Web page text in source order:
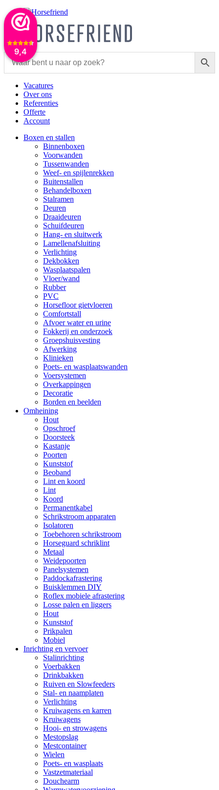
9,4
Vacatures
Over ons
Referenties
Offerte
Account
Boxen en stallen
Binnenboxen
Voorwanden
Tussenwanden
Weef- en spijlenrekken
Buitenstallen
Behandelboxen
Stalramen
Deuren
Draaideuren
Schuifdeuren
Hang- en sluitwerk
Lamellenafsluiting
Verlichting
Dekbokken
Wasplaatspalen
Vloer/wand
Rubber
PVC
Horsefloor gietvloeren
Comfortstall
Afvoer water en urine
Fokkerij en onderzoek
Groepshuisvesting
Afwerking
Klinieken
Poets- en wasplaatswanden
Voersystemen
Overkappingen
Decoratie
Borden en beelden
Omheining
Hout
Opschroef
Doorsteek
Kastanje
Poorten
Kunststof
Beoband
Lint en koord
Lint
Koord
Permanentkabel
Schrikstroom apparaten
Isolatoren
Toebehoren schrikstroom
Horseguard schriklint
Metaal
Weidepoorten
Panelsystemen
Paddockafrastering
Buisklemmen DIY
Roflex mobiele afrastering
Losse palen en liggers
Hout
Kunststof
Prikpalen
Mobiel
Inrichting en vervoer
Stalinrichting
Voerbakken
Drinkbakken
Ruiven en Slowfeeders
Stal- en naamplaten
Verlichting
Kruiwagens en karren
Kruiwagens
Hooi- en strowagens
Mestopslag
Mestcontainer
Wielen
Poets- en wasplaats
Vastzetmateriaal
Douchearm